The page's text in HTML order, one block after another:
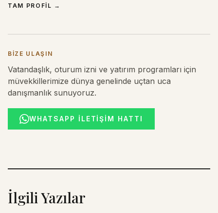
TAM PROFIL →
BIZE ULAŞIN
Vatandaşlık, oturum izni ve yatırım programları için
müvekkillerimize dünya genelinde uçtan uca
danışmanlık sunuyoruz.
WHATSAPP İLETIŞIM HATTI
İlgili Yazılar